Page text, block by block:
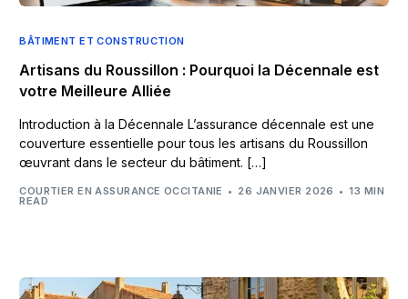
BÂTIMENT ET CONSTRUCTION
Artisans du Roussillon : Pourquoi la Décennale est
votre Meilleure Alliée
Introduction à la Décennale L’assurance décennale est une
couverture essentielle pour tous les artisans du Roussillon
œuvrant dans le secteur du bâtiment. […]
COURTIER EN ASSURANCE OCCITANIE 26 JANVIER 2026 13 MIN
READ